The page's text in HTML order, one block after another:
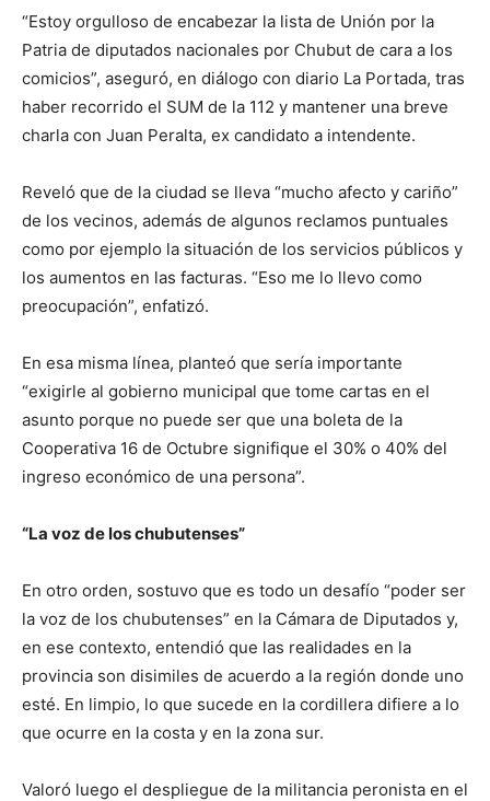
“Estoy orgulloso de encabezar la lista de Unión por la
Patria de diputados nacionales por Chubut de cara a los
comicios”, aseguró, en diálogo con diario La Portada, tras
haber recorrido el SUM de la 112 y mantener una breve
charla con Juan Peralta, ex candidato a intendente.
Reveló que de la ciudad se lleva “mucho afecto y cariño”
de los vecinos, además de algunos reclamos puntuales
como por ejemplo la situación de los servicios públicos y
los aumentos en las facturas. “Eso me lo llevo como
preocupación”, enfatizó.
En esa misma línea, planteó que sería importante
“exigirle al gobierno municipal que tome cartas en el
asunto porque no puede ser que una boleta de la
Cooperativa 16 de Octubre signifique el 30% o 40% del
ingreso económico de una persona”.
“La voz de los chubutenses”
En otro orden, sostuvo que es todo un desafío “poder ser
la voz de los chubutenses” en la Cámara de Diputados y,
en ese contexto, entendió que las realidades en la
provincia son disimiles de acuerdo a la región donde uno
esté. En limpio, lo que sucede en la cordillera difiere a lo
que ocurre en la costa y en la zona sur.
Valoró luego el despliegue de la militancia peronista en el